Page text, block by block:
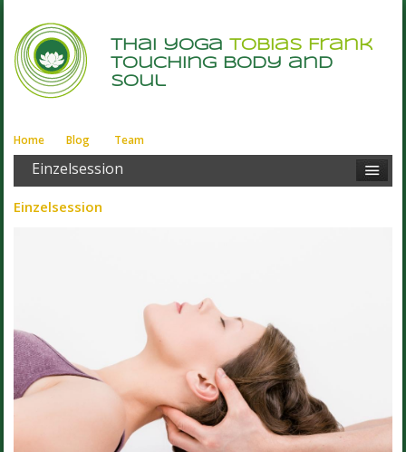
thai yogaTobias Frank
touching body and
soul
Home Blog Team
Einzelsession
Einzelsession